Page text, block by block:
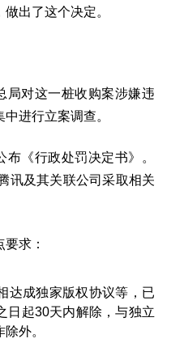
出了这个决定。
局对这一桩收购案涉嫌违
进行立案调查。
《行政处罚决定书》。
讯及其关联公司采取相关
求：
达成独家版权协议等，已
日起30天内解除，与独立
外。